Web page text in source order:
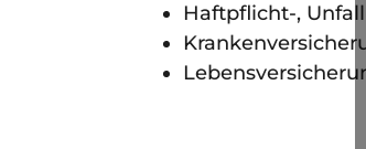
Haftpflicht-,